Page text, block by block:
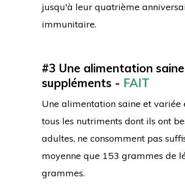
jusqu'à leur quatrième
immunitaire.
#3 Une alimentation
suppléments - FAIT
Une alimentation saine et
tous les nutriments dont ils ont
adultes, ne consomment pas
moyenne que 153 grammes de
grammes.